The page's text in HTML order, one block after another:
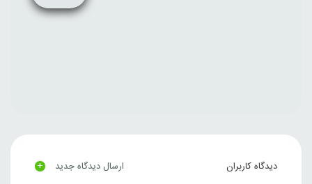
دیدگاه کاربران ارسال دیدگاه جدید +